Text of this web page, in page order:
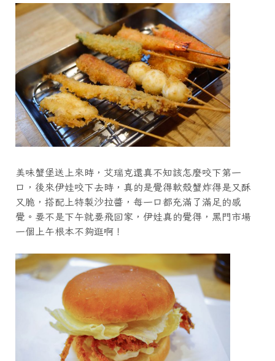
美味蟹堡送上來時，艾瑞克還真不知該怎麼咬下第一
口，後來伊娃咬下去時，真的是覺得軟殼蟹炸得是又酥
又脆，搭配上特製沙拉醬，每一口都充滿了滿足的感
覺。要不是下午就要飛回家，伊娃真的覺得，黑門市場
一個上午根本不夠逛啊！